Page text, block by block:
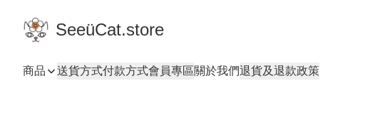
SeeüCat.store
商品 送貨方式付款方式會員專區關於我們退貨及退款政策